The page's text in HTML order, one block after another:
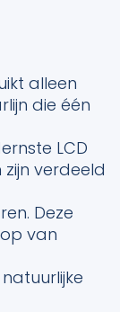
alleen
die één
LCD
verdeeld
Deze
van